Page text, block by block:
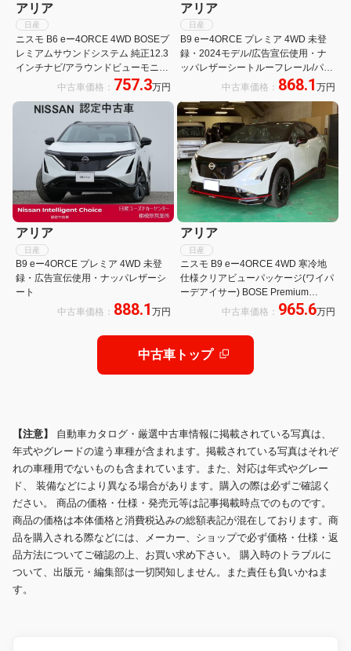
アリア
日産
ニスモ B6 eー4ORCE 4WD BOSEプ
レミアムサウンドシステム 純正12.3
インチナビ/アラウンドビューモニタ
ー、ETC2.0、ドライブレコーダー
中古車価格： 757.3万円
アリア
日産
B9 eー4ORCE プレミア 4WD 未登
録・2024モデル/広告宣伝使用・ナ
ッパレザーシートルーフレール/パノ
ラミックガラスルーフ/寒冷地仕様 ク
Premium Sound System
中古車価格： 868.1 万円
アリア
日産
B9 eー4ORCE プレミア 4WD 未登
録・広告宣伝使用・ナッパレザーシ
ート
中古車価格： 888.1 万円
アリア
日産
ニスモ B9 eー4ORCE 4WD 寒冷地
仕様クリアビューパッケージ(ワイパ
ーデアイサー) BOSE Premium
Sound System&10スピーカー クル
テム サンルーフ
中古車価格： 965.6万円
中古車トップ
【注意】 自動車カタログ・厳選中古車情報に掲載されている写真は、
年式やグレードの違う車種が含まれます。掲載されている写真はそれぞ
れの車種用でないものも含まれています。また、対応は年式やグレー
ド、 装備などにより異なる場合があります。購入の際は必ずご確認く
ださい。 商品の価格・仕様・発売元等は記事掲載時点でのものです。
商品の価格は本体価格と消費税込みの総額表記が混在しております。商
品を購入される際などには、メーカー、ショップで必ず価格・仕様・返
品方法についてご確認の上、お買い求め下さい。 購入時のトラブルに
ついて、出版元・編集部は一切関知しません。また責任も負いかねま
す。